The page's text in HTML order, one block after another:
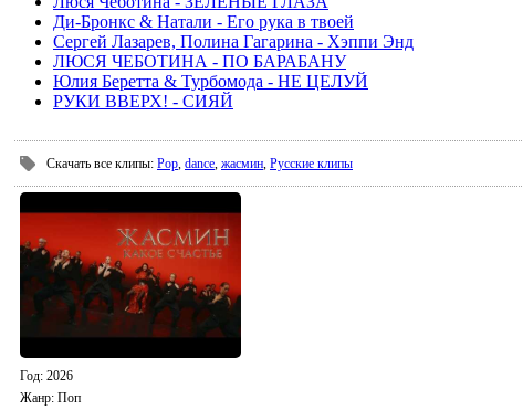
Ди-Бронкс & Натали - Его рука в твоей
Сергей Лазарев, Полина Гагарина - Хэппи Энд
ЛЮСЯ ЧЕБОТИНА - ПО БАРАБАНУ
Юлия Беретта & Турбомода - НЕ ЦЕЛУЙ
РУКИ ВВЕРХ! - СИЯЙ
Скачать все клипы: Pop, dance, жасмин, Русские клипы
Год: 2026
Жанр: Поп